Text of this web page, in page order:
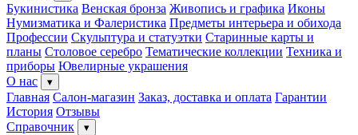
Букинистика Венская бронза Живопись и графика Иконы
Нумизматика и Фалеристика Предметы интерьера и обихода
Профессии Скульптура и статуэтки Старинные карты и
планы Столовое серебро Тематические коллекции Техника и
приборы Ювелирные украшения
О нас
▾
Главная Салон-магазин Заказ, доставка и оплата Гарантии
История Отзывы
Справочник
▾